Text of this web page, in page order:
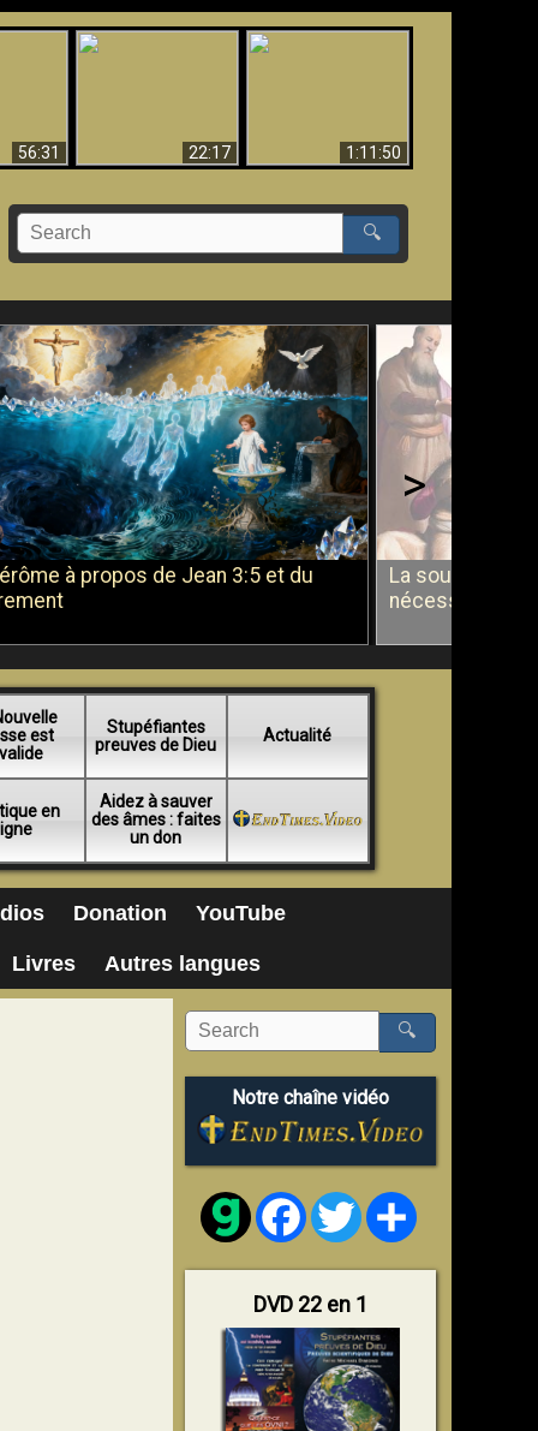
56:31 22:17
1:11:50
🔍
à propos de Jean 3:5 et du
La soumission
nécessité du
>
est
Stupéfiantes
preuves de Dieu
Actualité
en
ligne
Aidez à sauver
des âmes : faites
un don
Donation YouTube
Livres Autres langues
🔍
Notre chaîne vidéo
FacebookTwitter
DVD 22 en 1